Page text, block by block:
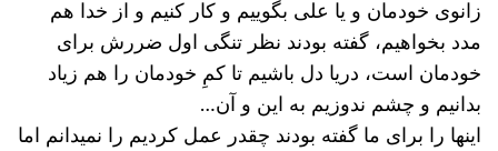
زانوی خودمان و یا علی بگوییم و کار کنیم و از خدا هم
مدد بخواهیم، گفته بودند نظر تنگی اول ضررش برای
خودمان است، دریا دل باشیم تا کمِ خودمان را هم زیاد
بدانیم و چشم ندوزیم به این و آن…
اینها را برای ما گفته بودند چقدر عمل کردیم را نمیدانم اما